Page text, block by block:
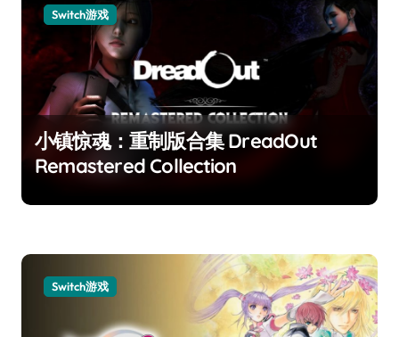
Switch游戏
小镇惊魂：重制版合集 DreadOut
Remastered Collection
Switch游戏